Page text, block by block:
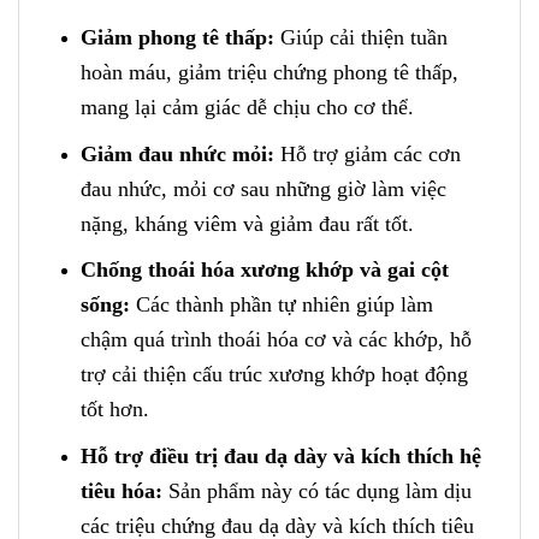
Giảm phong tê thấp: Giúp cải thiện tuần
hoàn máu, giảm triệu chứng phong tê thấp,
mang lại cảm giác dễ chịu cho cơ thể.
Giảm đau nhức mỏi: Hỗ trợ giảm các cơn
đau nhức, mỏi cơ sau những giờ làm việc
nặng, kháng viêm và giảm đau rất tốt.
Chống thoái hóa xương khớp và gai cột
sống: Các thành phần tự nhiên giúp làm
chậm quá trình thoái hóa cơ và các khớp, hỗ
trợ cải thiện cấu trúc xương khớp hoạt động
tốt hơn.
Hỗ trợ điều trị đau dạ dày và kích thích hệ
tiêu hóa: Sản phẩm này có tác dụng làm dịu
các triệu chứng đau dạ dày và kích thích tiêu